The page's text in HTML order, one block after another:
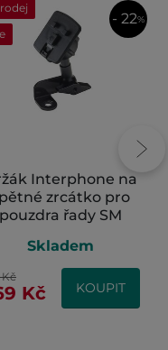
Interphone na
zrcátko pro
pouzdra řady SM
- 22%
Skladem
Kč
Kč KOUPIT